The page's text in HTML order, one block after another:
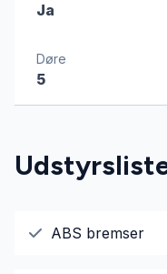
Ja
Døre
5
ABS bremser